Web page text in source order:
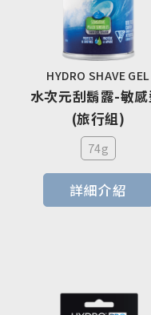
HYDRO SHAVE GEL
水次元刮鬍露-敏感
(旅行組)
74g
詳細介紹